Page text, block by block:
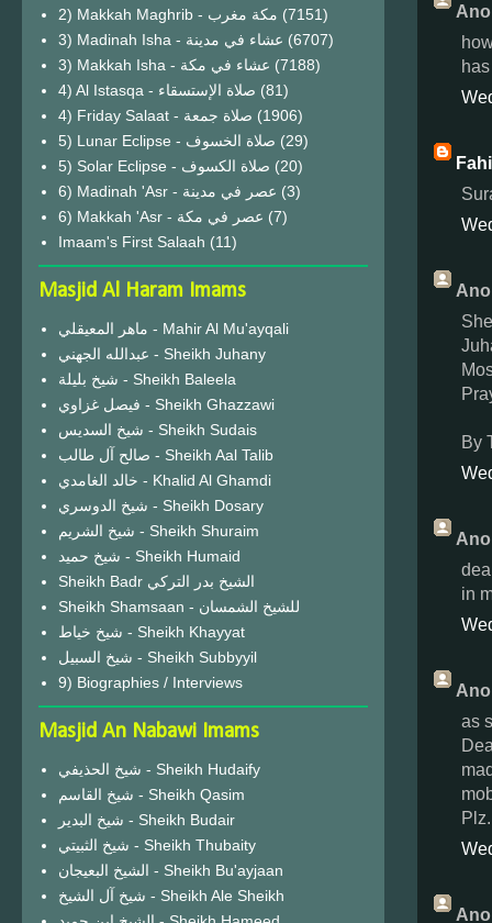
By
in
as
2) Makkah Maghrib - مكة مغرب (7151)
3) Madinah Isha - عشاء في مدينة (6707)
3) Makkah Isha - عشاء في مكة (7188)
4) Al Istasqa - صلاة الإستسقاء (81)
4) Friday Salaat - صلاة جمعة (1906)
5) Lunar Eclipse - صلاة الخسوف (29)
(20)
6) Madinah 'Asr - عصر في مدينة (3)
6) Makkah 'Asr - عصر في مكة (7)
Imaam's First Salaah (11)
Masjid Al Haram Imams
ماهر المعيقلي - Mahir Al Mu'ayqali
عبدالله الجهني - Sheikh Juhany
شيخ بليلة - Sheikh Baleela
فيصل غزاوي - Sheikh Ghazzawi
شيخ السديس - Sheikh Sudais
صالح آل طالب - Sheikh Aal Talib
خالد الغامدي - Khalid Al Ghamdi
شيخ الدوسري - Sheikh Dosary
شيخ الشريم - Sheikh Shuraim
شيخ حميد - Sheikh Humaid
Sheikh Badr الشيخ بدر التركي
Sheikh Shamsaan - للشيخ الشمسان
شيخ خياط - Sheikh Khayyat
شيخ السبيل - Sheikh Subbyyil
9) Biographies / Interviews
Masjid An Nabawi Imams
شيخ الحذيفي - Sheikh Hudaify
شيخ القاسم - Sheikh Qasim
شيخ البدير - Sheikh Budair
شيخ الثبيتي - Sheikh Thubaity
الشيخ البعيجان - Sheikh Bu'ayjaan
شيخ آل الشيخ - Sheikh Ale Sheikh